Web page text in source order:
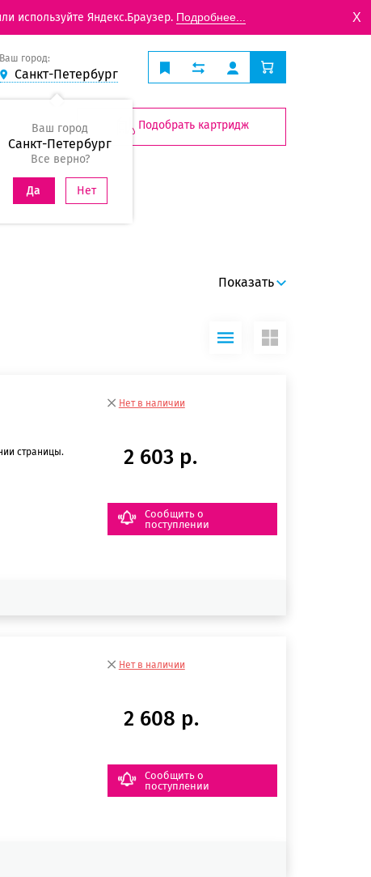
используйте Яндекс.Браузер. Подробнее... X
Ваш город:
Санкт-Петербург
Ваш город
Санкт-Петербург
Все верно?
Да Нет
Подобрать картридж
Показать
Нет в наличии
страницы.
2 603 р.
Сообщить о
поступлении
Нет в наличии
2 608 р.
Сообщить о
поступлении